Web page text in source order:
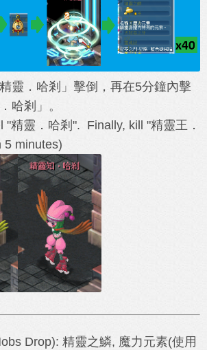
靈．哈剎」擊倒，再在5分鐘內擊
哈剎」。
"精靈．哈剎 ". Finally, kill "精靈王．
5 minutes)
Drop): 精靈之鱗, 魔力元素(使用